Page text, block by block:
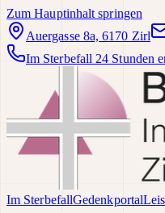
Zum Hauptinhalt springen
Auergasse 8a, 6170 Zirl
Im Sterbefall 24 Stunden
Im SterbefallGedenkportal